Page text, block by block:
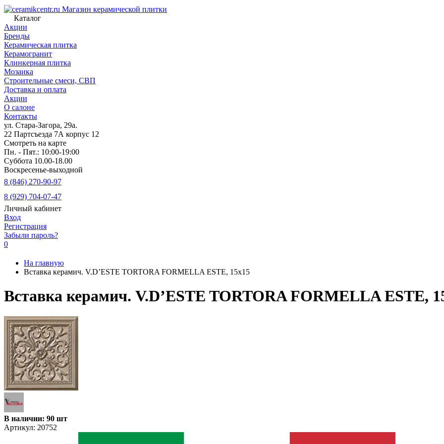
Магазин керамической плитки
Каталог
Акции
Бренды
Керамическая плитка
Керамогранит
Клинкерная плитка
Мозаика
Строительные смеси, СВП
Доставка и оплата
Акции
О салоне
Контакты
ул. Стара-Загора, 29а.
22 Партсъезда 7А корпус 12
Смотреть на карте
Пн. - Пят.: 10:00-19:00
Суббота 10.00-18.00
Воскресенье-выходной
8 (846) 270-90-97
8 (929) 704-07-47
Личный кабинет
Вход
Регистрация
Забыли пароль?
0
На главную
Вставка керамич. V.D’ESTE TORTORA FORMELLA ESTE, 15x15
Вставка керамич. V.D’ESTE TORTORA FORMELLA ESTE,
В наличии: 90 шт
Артикул: 20752